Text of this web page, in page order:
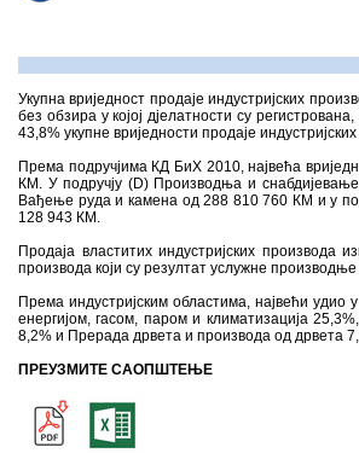
Укупна вриједност продаје индустријских
без обзира у којој дјелатности су
43,8% укупне вриједности продаје
Према подручјима КД БиХ 2010, највећа
КМ. У подручју (D) Производња и
Вађење руда и камена од 288 810 760 КМ и у
128 943 КМ.
Продаја властитих индустријских производа
производа који су резултат услужне
Према индустријским областима, највећи удио
енергијом, гасом, паром и климатизација
8,2% и Прерадa дрвета и производа од дрвета
ПРЕУЗМИТЕ САОПШТЕЊЕ